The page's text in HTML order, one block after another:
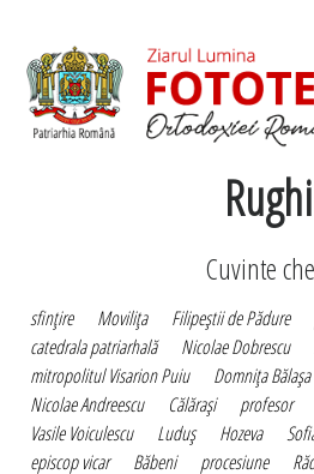
Rughi
Cuvinte
sfinţire Moviliţa Filipeştii de Pădure
catedrala patriarhală
Nicolae Dobrescu
mitropolitul Visarion Puiu
Domniţa Bălaşa
Nicolae Andreescu
Călăraşi profesor
Vasile Voiculescu
Luduş Hozeva
episcop vicar
Băbeni procesiune